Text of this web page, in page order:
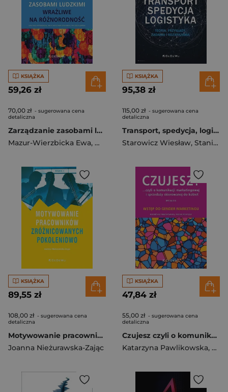
KSIĄŻKA
59,26 zł
70,00 zł - sugerowana cena
detaliczna
Zarządzanie zasobami ludzkimi wrażliwe na różnorodność
Mazur-Wierzbicka Ewa, Wieczorek-Szymańska Anna,
KSIĄŻKA
95,38 zł
115,00 zł - sugerowana cena
detaliczna
Transport, spedycja, logistyka. Teoria, przykłady, zadania i rozwiązania. Podręcznik dla studentów kierunku logistyka
Starowicz Wiesław, Stanisław Ejdys (red.)
KSIĄŻKA
89,55 zł
108,00 zł - sugerowana cena
detaliczna
Motywowanie pracowników zróżnicowanych pokoleniowo
Joanna Nieżurawska-Zając
KSIĄŻKA
47,84 zł
55,00 zł - sugerowana cena
detaliczna
Czujesz czyli o komunikacji marketingowej i sprzedaży skierowanej do kobiet Wstęp do gender marketingu
Katarzyna Pawlikowska,